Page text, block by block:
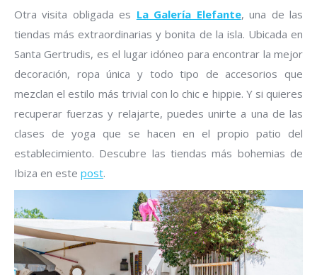
Otra visita obligada es La Galería Elefante, una de las
tiendas más extraordinarias y bonita de la isla. Ubicada en
Santa Gertrudis, es el lugar idóneo para encontrar la mejor
decoración, ropa única y todo tipo de accesorios que
mezclan el estilo más trivial con lo chic e hippie. Y si quieres
recuperar fuerzas y relajarte, puedes unirte a una de las
clases de yoga que se hacen en el propio patio del
establecimiento. Descubre las tiendas más bohemias de
Ibiza en este post.